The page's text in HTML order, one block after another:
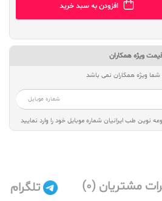
افزودن به سبد خرید
ویژه همکاران
شما ویژه همکاران نمی باشد
نوین طب ایرانیان شماره موبایل خود را وارد نمایید
مشتریان (0) تلگرام